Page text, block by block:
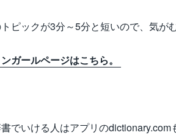
ピックが3分～5分と短いので、気が
ガールページはこちら。
でいける人はアプリのdictionary.com